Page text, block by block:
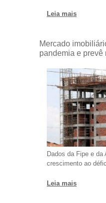
Leia mais
Mercado
pandemia e prevê
Dados da Fipe e da
crescimento ao
Leia mais